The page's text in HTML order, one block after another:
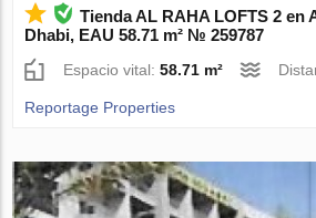
Tienda AL RAHA LOFTS 2 en
Dhabi, EAU 58.71 m² № 259787
Espacio vital:58.71 m²
Reportage Properties